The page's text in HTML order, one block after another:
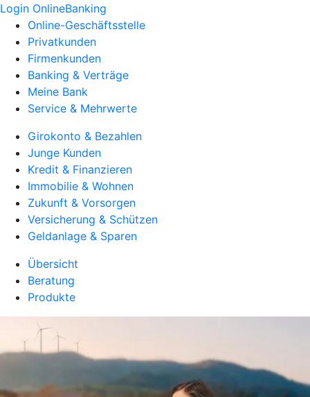
Login OnlineBanking
Online-Geschäftsstelle
Privatkunden
Firmenkunden
Banking & Verträge
Meine Bank
Service & Mehrwerte
Girokonto & Bezahlen
Junge Kunden
Kredit & Finanzieren
Immobilie & Wohnen
Zukunft & Vorsorgen
Versicherung & Schützen
Geldanlage & Sparen
Übersicht
Beratung
Produkte